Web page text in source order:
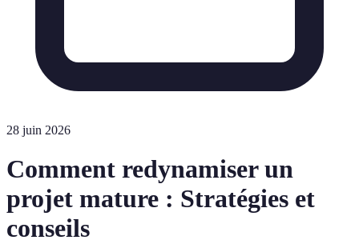
28 juin 2026
Comment redynamiser un
projet mature : Stratégies et
conseils